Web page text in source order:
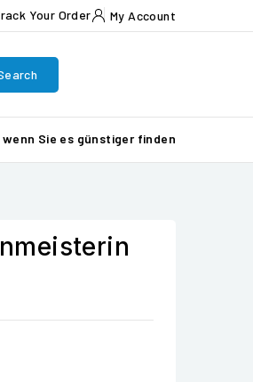
Your Order My Account
wenn Sie es günstiger finden